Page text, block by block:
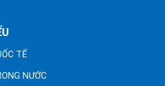
TẾ
NƯỚC